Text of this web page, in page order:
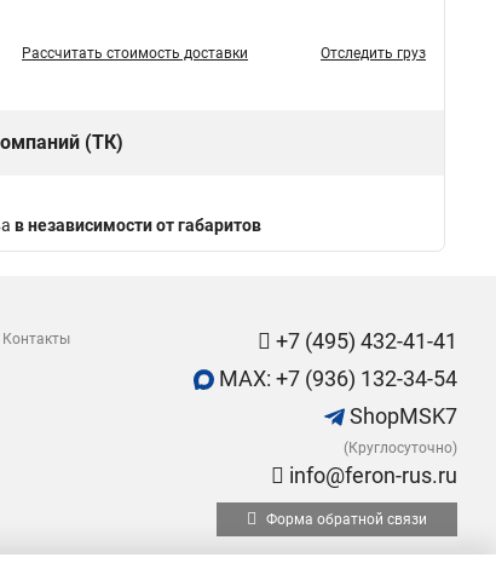
Рассчитать стоимость доставки Отследить груз
(ТК)
в независимости от габаритов
Контакты
+7 (495) 432-41-41
MAX: +7 (936) 132-34-54
ShopMSK7
(Круглосуточно)
info@feron-rus.ru
Форма обратной связи